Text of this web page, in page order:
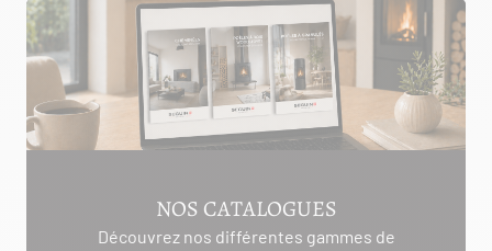
NOS CATALOGUES
Découvrez nos différentes gammes de